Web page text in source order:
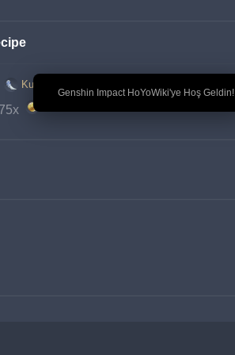
🎉 Genshin Impact HoYoWiki'ye Hoş Geldin!
Kutup Kurdunun Kırık Dişi